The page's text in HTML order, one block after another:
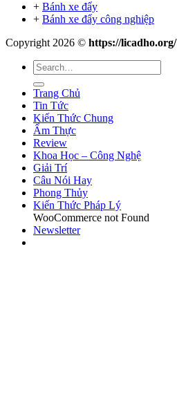
+ Bánh xe đẩy
+ Bánh xe đẩy công nghiệp
Copyright 2026 © https://licadho.org/
Trang Chủ
Tin Tức
Kiến Thức Chung
Ẩm Thực
Review
Khoa Học – Công Nghệ
Giải Trí
Câu Nói Hay
Phong Thủy
Kiến Thức Pháp Lý
WooCommerce not Found
Newsletter